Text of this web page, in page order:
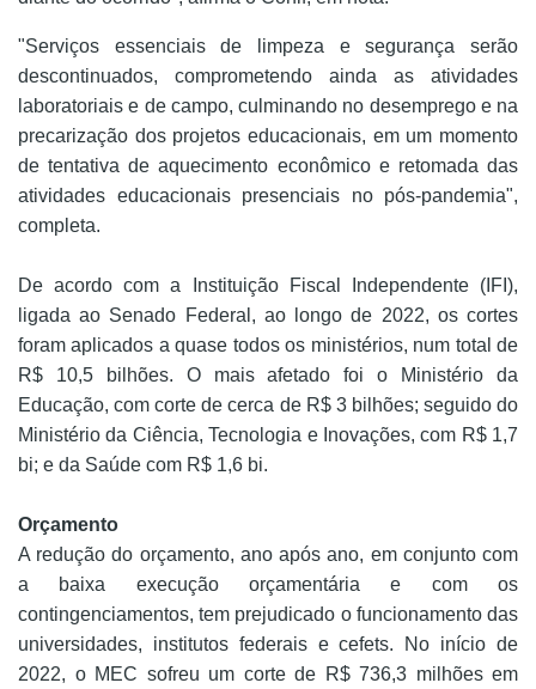
"Serviços essenciais de limpeza e segurança serão
descontinuados, comprometendo ainda as atividades
laboratoriais e de campo, culminando no desemprego e na
precarização dos projetos educacionais, em um momento
de tentativa de aquecimento econômico e retomada das
atividades educacionais presenciais no pós-pandemia",
completa.
De acordo com a Instituição Fiscal Independente (IFI),
ligada ao Senado Federal, ao longo de 2022, os cortes
foram aplicados a quase todos os ministérios, num total de
R$ 10,5 bilhões. O mais afetado foi o Ministério da
Educação, com corte de cerca de R$ 3 bilhões; seguido do
Ministério da Ciência, Tecnologia e Inovações, com R$ 1,7
bi; e da Saúde com R$ 1,6 bi.
Orçamento
A redução do orçamento, ano após ano, em conjunto com
a baixa execução orçamentária e com os
contingenciamentos, tem prejudicado o funcionamento das
universidades, institutos federais e cefets. No início de
2022, o MEC sofreu um corte de R$ 736,3 milhões em